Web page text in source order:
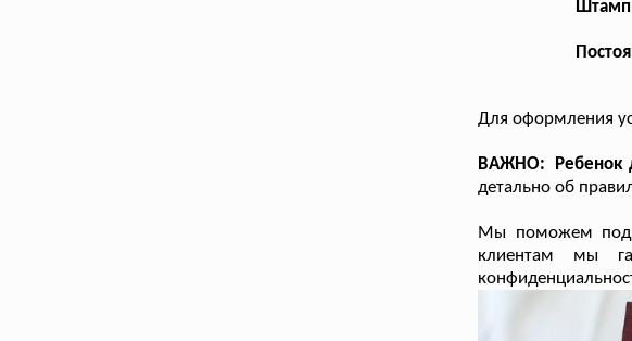
Штамп
Для оформления
ВАЖНО: Ребенок
детально об
Мы поможем
клиентам мы